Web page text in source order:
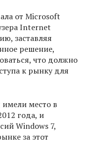
от Microsoft
Intеrnet
заставляя
решение,
что должно
к рынку для
место в
года, и
Windows 7,
за этот